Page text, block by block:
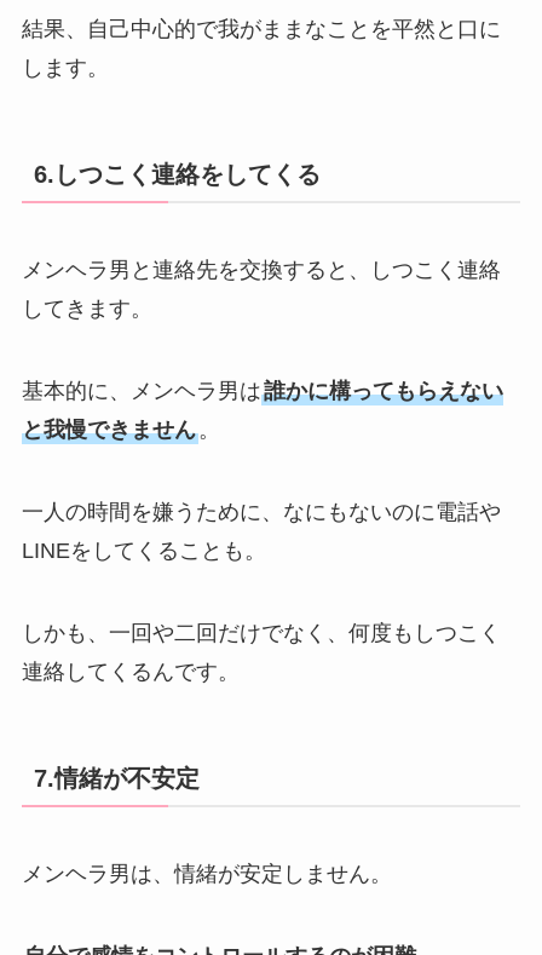
結果、自己中心的で我がままなことを平然と口に
します。
6.しつこく連絡をしてくる
メンヘラ男と連絡先を交換すると、しつこく連絡
してきます。
基本的に、メンヘラ男は誰かに構ってもらえない
と我慢できません。
一人の時間を嫌うために、なにもないのに電話や
LINEをしてくることも。
しかも、一回や二回だけでなく、何度もしつこく
連絡してくるんです。
7.情緒が不安定
メンヘラ男は、情緒が安定しません。